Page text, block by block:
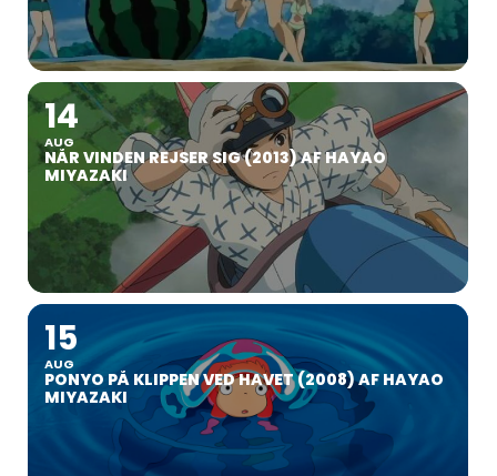
14
AUG
NÅR VINDEN REJSER SIG (2013) AF HAYAO
MIYAZAKI
15
AUG
PONYO PÅ KLIPPEN VED HAVET (2008) AF HAYAO
MIYAZAKI